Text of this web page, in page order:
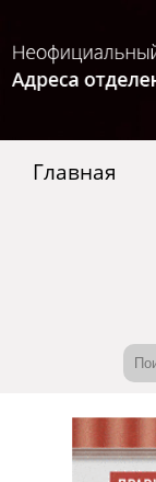
Главная